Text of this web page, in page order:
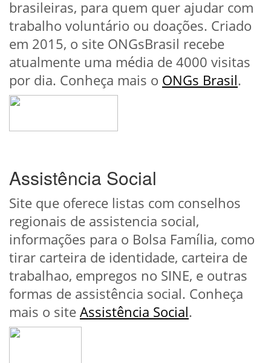
brasileiras, para quem quer ajudar com
trabalho voluntário ou doações. Criado
em 2015, o site ONGsBrasil recebe
atualmente uma média de 4000 visitas
por dia. Conheça mais o ONGs Brasil.
Assistência Social
Site que oferece listas com conselhos
regionais de assistencia social,
informações para o Bolsa Família, como
tirar carteira de identidade, carteira de
trabalhao, empregos no SINE, e outras
formas de assistência social. Conheça
mais o site Assistência Social.